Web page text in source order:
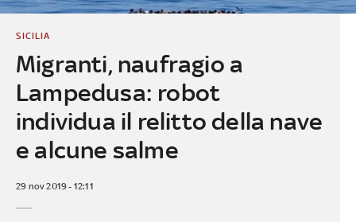
Migranti, naufragio a
Lampedusa: robot
individua il relitto della nave
e alcune salme
SICILIA
29 nov 2019 - 12:11